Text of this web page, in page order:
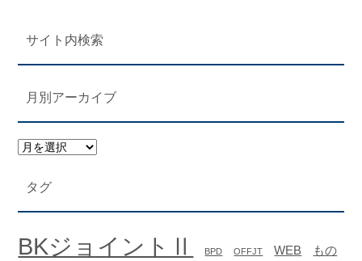
サイト内検索
月別アーカイブ
タグ
BKジョイントⅡ BPD OFFJT WEB
もの